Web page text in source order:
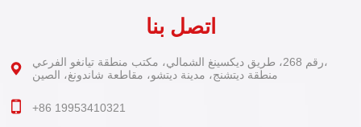
اتصل بنا
رقم 268، طريق ديكسينغ الشمالي، مكتب منطقة تيانغو الفرعي،
منطقة ديتشنج، مدينة ديتشو، مقاطعة شاندونغ، الصين
+86 19953410321